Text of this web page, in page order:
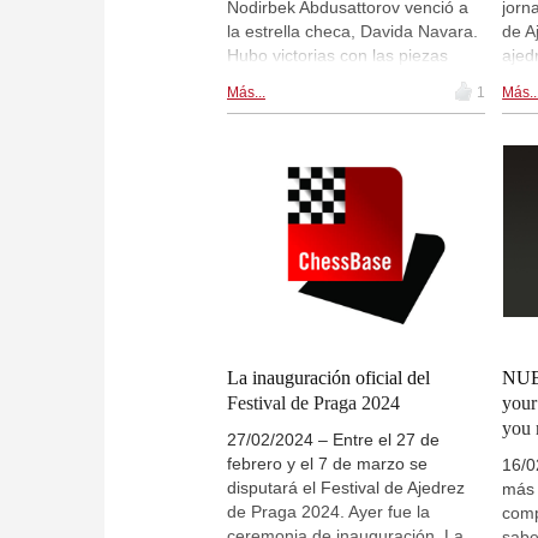
Praga 2024)
Nodirbek Abdusattorov venció a
la estrella checa, Davida Navara.
Hubo victorias con las piezas
negras a cargo de Thai Dai van
Nguyen frente a Mateusz Bartel y
firmaron tablas, al igual que
Keymer y Maghsoodloo (en la
foto). | Foto: Petr Vrabec (Festival
de Ajedrez de Praga 2024)
Más... 1
de
del
en
hizo
con
La inauguración oficial del
Festival de Praga 2024
27/02/2024 – Entre el 27 de
febrero y el 7 de marzo se
disputará el Festival de Ajedrez
de Praga 2024. Ayer fue la
you
16/